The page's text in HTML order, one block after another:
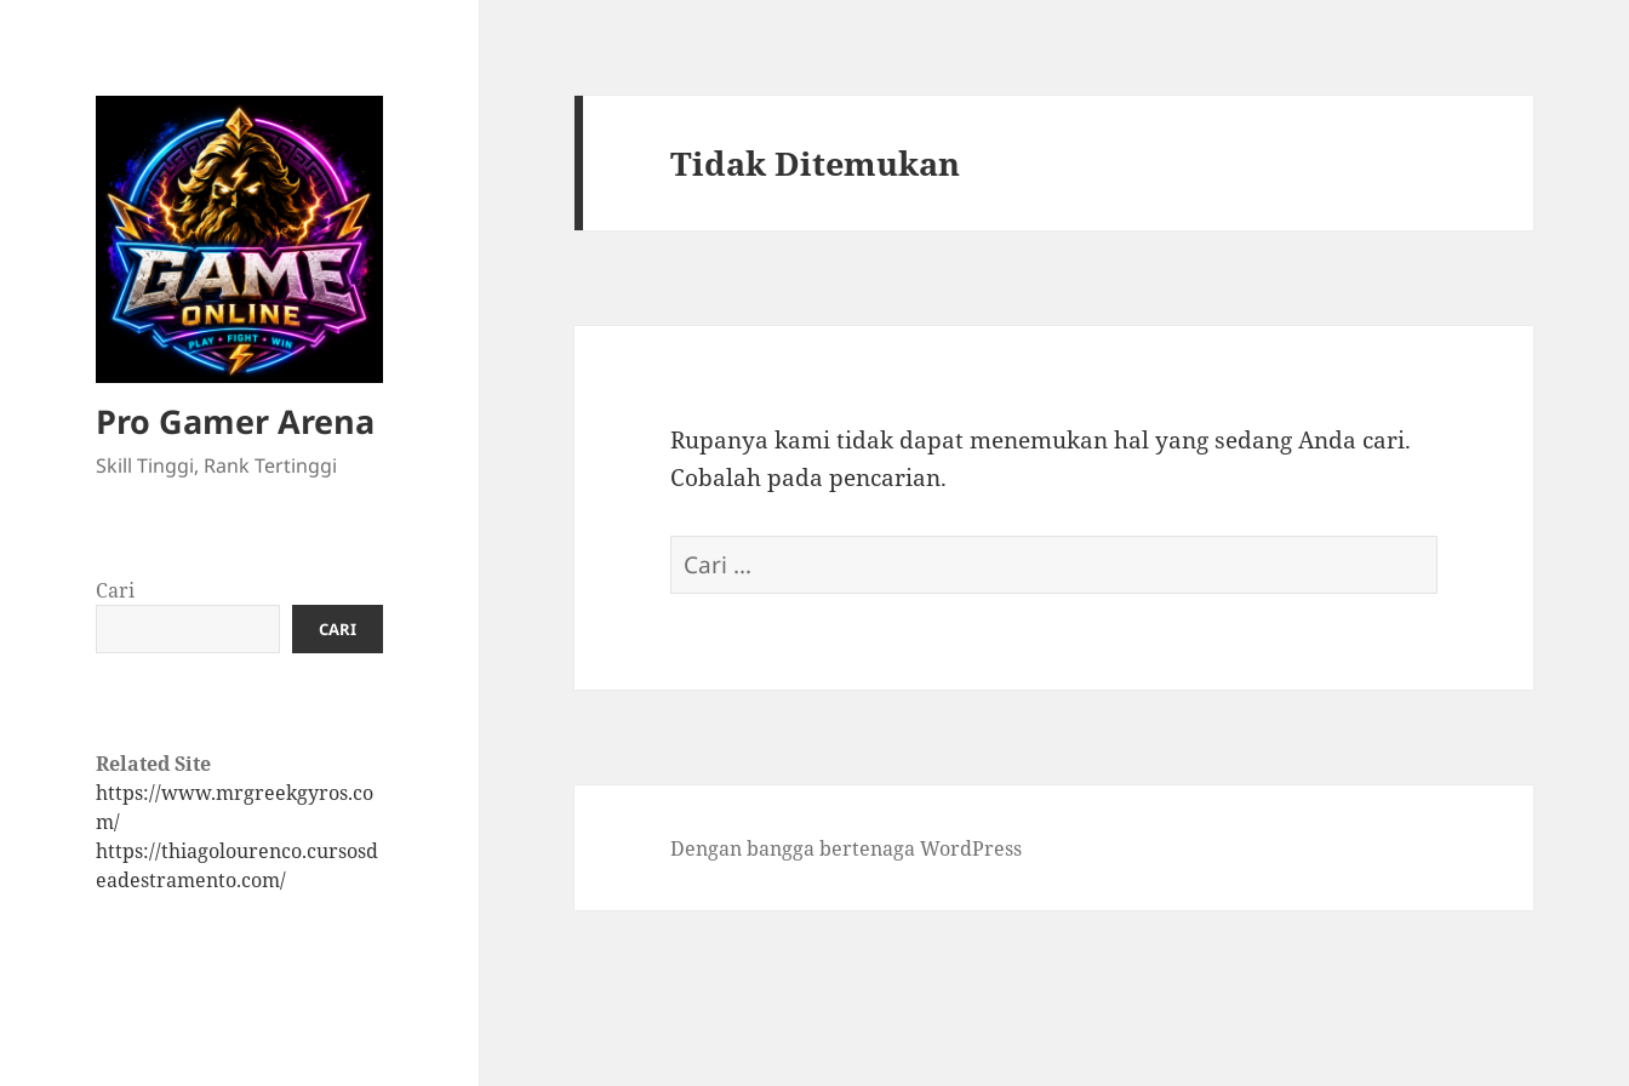
Pro Gamer Arena
Skill Tinggi, Rank Tertinggi
Cari
CARI
Related Site
https://www.mrgreekgyros.co
m/
https://thiagolourenco.cursosd
eadestramento.com/
Tidak Ditemukan
Rupanya kami tidak dapat menemukan hal yang sedang Anda cari.
Cobalah pada pencarian.
Cari
untuk:
Dengan bangga bertenaga WordPress